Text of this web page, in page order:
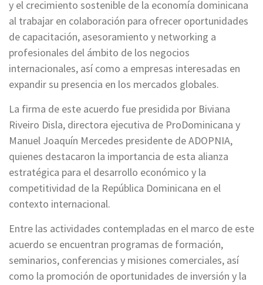
y el crecimiento sostenible de la economía dominicana
al trabajar en colaboración para ofrecer oportunidades
de capacitación, asesoramiento y networking a
profesionales del ámbito de los negocios
internacionales, así como a empresas interesadas en
expandir su presencia en los mercados globales.
La firma de este acuerdo fue presidida por Biviana
Riveiro Disla, directora ejecutiva de ProDominicana y
Manuel Joaquín Mercedes presidente de ADOPNIA,
quienes destacaron la importancia de esta alianza
estratégica para el desarrollo económico y la
competitividad de la República Dominicana en el
contexto internacional.
Entre las actividades contempladas en el marco de este
acuerdo se encuentran programas de formación,
seminarios, conferencias y misiones comerciales, así
como la promoción de oportunidades de inversión y la